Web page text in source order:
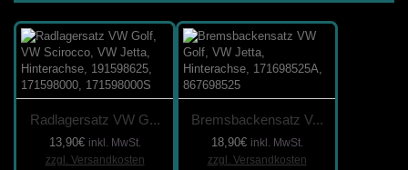
Radlagersatz VW G...
13,90€ inkl. MwSt.
zzgl. Versandkosten
Bremsbackensatz V...
18,90€ inkl. MwSt.
zzgl. Versandkosten